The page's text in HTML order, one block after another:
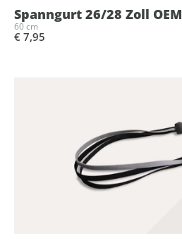
Spanngurt 26/28 Zoll OEM
60 cm
€ 7,95